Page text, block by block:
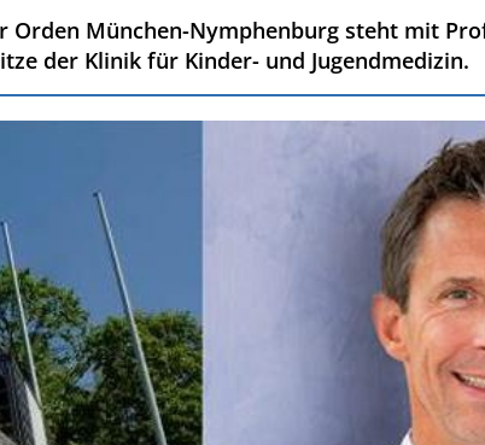
Orden München-Nymphenburg steht mit
der Klinik für Kinder- und Jugendmedizin.